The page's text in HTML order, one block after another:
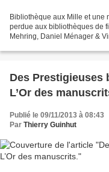
Bibliothèque aux Mille et une
perdue aux bibliothèques de
Mehring, Daniel Ménager &
Des Prestigieuses
L’Or des
Publié le 09/11/2013 à 08:43
Par Thierry Guinhut